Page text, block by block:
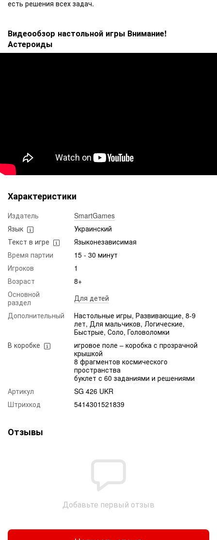
есть решения всех задач.
Видеообзор настольной игры Внимание!
Астероиды
Характеристики
Издатель
SmartGames
Язык
Украинский
Текст в игре
Языконезависимая
Время партии
15 - 30 минут
Игроков
1
Возраст
8+
Основной
раздел
Для детей
Дополнительный
Настольные игры, Развивающие, 8-9
лет, Для мальчиков, Логические,
Быстрые, Соло, Головоломки
В коробке
игровое поле – коробка с прозрачной
крышкой
8 фрагментов космического
пространства
буклет с 60 заданиями и решениями
Артикул
SG 426 UKR
Штрихкод
5414301521839
Отзывы
Добавьте первый отзыв